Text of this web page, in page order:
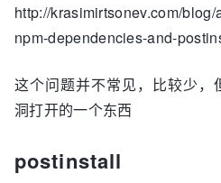
setTimeout
function isModuleExists (
try { return
http://krasimirtsonev.com/
npm-dependencies-and-
这个问题并不常见，比较少，
洞打开的一个东西
postinstall